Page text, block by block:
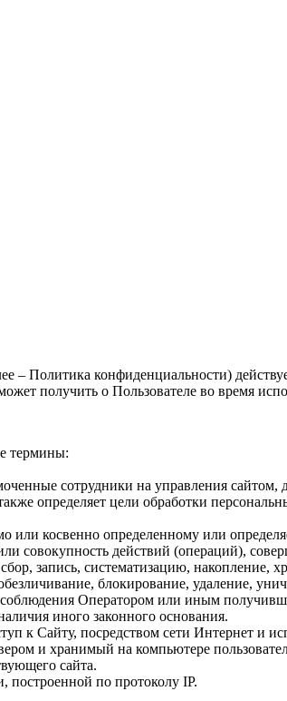
– Политика конфиденциальности)
получить о Пользователе во время
термины:
сотрудники на управления
определяет цели обработки
косвенно определенному или
совокупность действий (операций),
запись, систематизацию, накопление,
блокирование, удаление,
Оператором или иным
иного законного основания.
к Сайту, посредством сети Интернет и
и хранимый на компьютере
сайта.
построенной по протоколу IP.